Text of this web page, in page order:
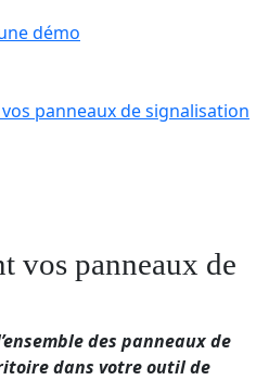
démo
panneaux de signalisation
vos panneaux de
des panneaux de
dans votre outil de